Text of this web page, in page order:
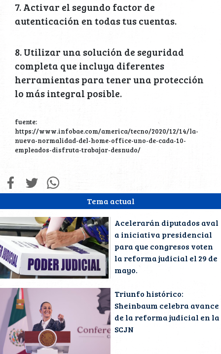
Tema actual
Acelerarán diputados aval
a iniciativa presidencial
para que congresos voten
la reforma judicial el 29 de
mayo.
Triunfo histórico:
Sheinbaum celebra avance
de la reforma judicial en la
SCJN
7. Activar el segundo factor de
autenticación en todas tus cuentas.
8. Utilizar una solución de seguridad
completa que incluya diferentes
herramientas para tener una protección
lo más integral posible.
fuente:
https://www.infobae.com/america/tecno/2020/12/14/la-
nueva-normalidad-del-home-office-uno-de-cada-10-
empleados-disfruta-trabajar-desnudo/